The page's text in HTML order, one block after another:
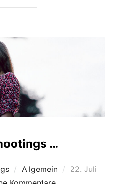
…
Allgemein
22. Juli